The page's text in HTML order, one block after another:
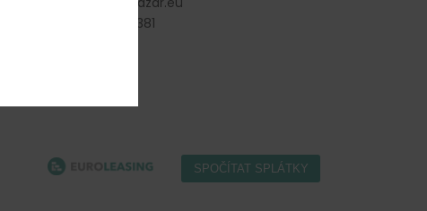
+420 477 577 381